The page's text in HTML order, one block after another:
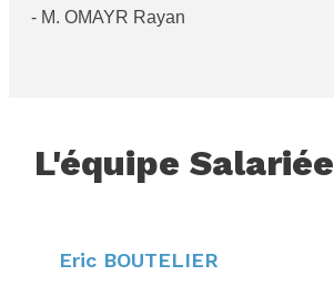
- M. OMAYR Rayan
L'équipe Salariée
Eric BOUTELIER